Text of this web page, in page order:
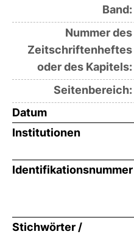
Band:
Nummer des
Zeitschriftenheftes
oder des Kapitels:
Seitenbereich:
Datum
Institutionen
Identifikationsnummer
Stichwörter /